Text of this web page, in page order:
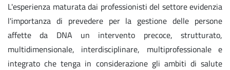
L'esperienza maturata dai professionisti del settore evidenzia
l'importanza di prevedere per la gestione delle persone
affette da DNA un intervento precoce, strutturato,
multidimensionale, interdisciplinare, multiprofessionale e
integrato che tenga in considerazione gli ambiti di salute